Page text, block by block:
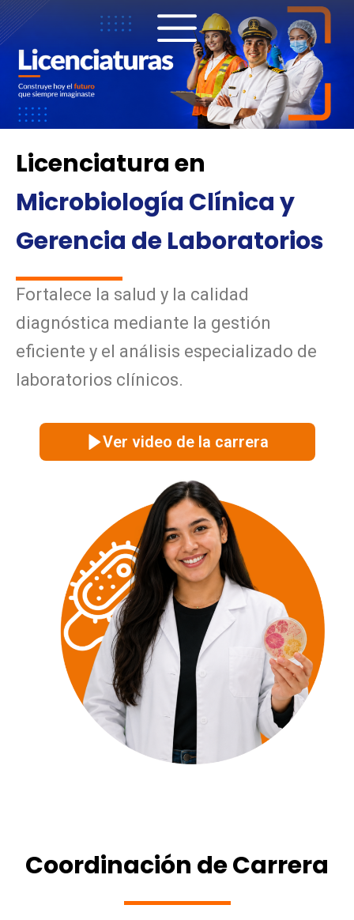
Ir
al
contenido
Licenciatura en
Microbiología Clínica y
Gerencia de Laboratorios
Fortalece la salud y la calidad
diagnóstica mediante la gestión
eficiente y el análisis especializado de
laboratorios clínicos.
Ver video de la carrera
Coordinación de Carrera